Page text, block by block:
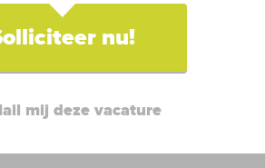
nu!
mij deze vacature